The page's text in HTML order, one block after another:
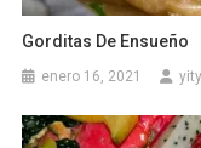
Gorditas De Ensueño
enero 16, 2021